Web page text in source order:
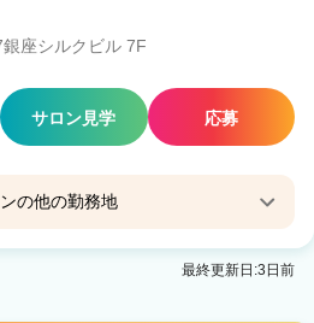
座シルクビル 7F
サロン見学 応募
の他の勤務地
ルク】銀座2号店
最終更新日:3日前